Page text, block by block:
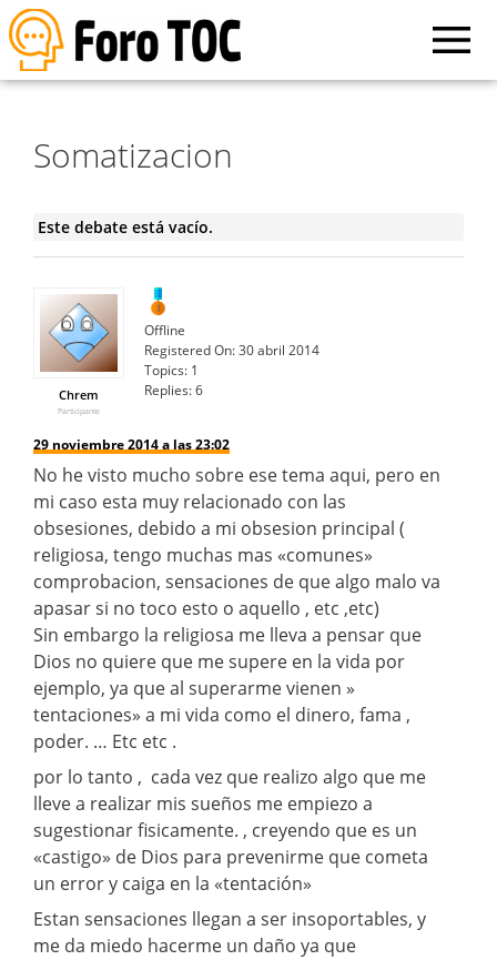
Somatizacion
Este debate está vacío.
Chrem
Participante
Offline
Registered On:30 abril 2014
Topics: 1
Replies:6
29 noviembre 2014 a las 23:02
No he visto mucho sobre ese tema aqui, pero en
mi caso esta muy relacionado con las
obsesiones, debido a mi obsesion principal (
religiosa, tengo muchas mas «comunes»
comprobacion, sensaciones de que algo malo va
apasar si no toco esto o aquello , etc ,etc)
Sin embargo la religiosa me lleva a pensar que
Dios no quiere que me supere en la vida por
ejemplo, ya que al superarme vienen »
tentaciones» a mi vida como el dinero, fama ,
poder. … Etc etc .
por lo tanto , cada vez que realizo algo que me
lleve a realizar mis sueños me empiezo a
sugestionar fisicamente. , creyendo que es un
«castigo» de Dios para prevenirme que cometa
un error y caiga en la «tentación»
Estan sensaciones llegan a ser insoportables, y
me da miedo hacerme un daño ya que